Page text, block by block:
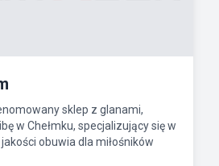
sklep z glanami,
w Chełmku, specjalizujący się w
obuwia dla miłośników